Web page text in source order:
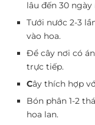
lâu đến 30
Tưới nước 2-3
vào hoa.
Để cây nơi có
trực tiếp.
Cây thích hợp
Bón phân 1-2
hoa lan.